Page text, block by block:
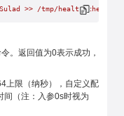
>> /tmp/
。返回值为0表示成功，
上限（纳秒），自定义配
间（注：入参0s时视为